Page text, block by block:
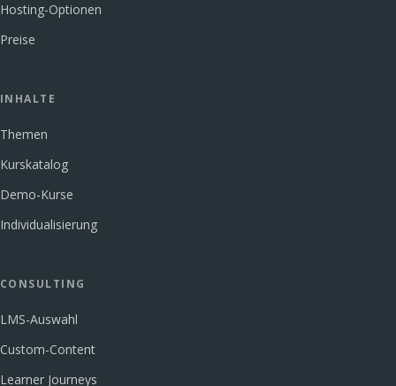
Hosting-Optionen
Preise
INHALTE
Themen
Kurskatalog
Demo-Kurse
Individualisierung
CONSULTING
LMS-Auswahl
Custom-Content
Learner Journeys